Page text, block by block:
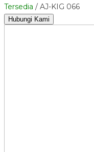
Tersedia / AJ-KIG 066
Hubungi Kami